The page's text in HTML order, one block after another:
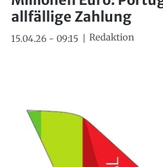
allfällige Zahlung
15.04.26 - 09:15 Redaktion